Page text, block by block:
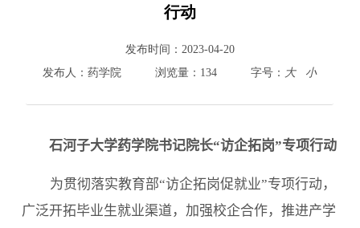
院情总览
本科教学
平台建设
交流合作
行动
发布时间： 2023-04-20
发布人：药学院 浏览量： 134 字号： 大 小
石河子大学药学院书记院长“访企拓岗”专项行动
为贯彻落实教育部“访企拓岗促就业”专项行动，
广泛开拓毕业生就业渠道，加强校企合作，推进产学